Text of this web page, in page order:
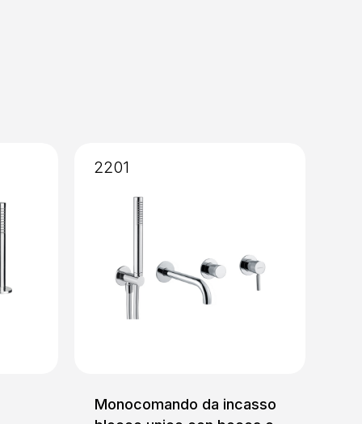
Monocomando da incasso
2201